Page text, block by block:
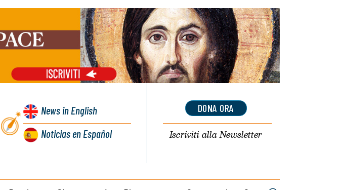
Newsin English
Noticiasen Español
DONA ORA
Iscriviti allaNewsletter